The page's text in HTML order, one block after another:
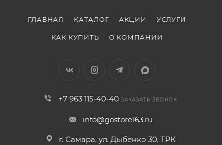
ГЛАВНАЯ КАТАЛОГ АКЦИИ УСЛУГИ
КАК КУПИТЬ О КОМПАНИИ
+7 963 115-40-40 ЗАКАЗАТЬ ЗВОНОК
info@gostore163.ru
г. Самара, ул. Дыбенко 30, ТРК